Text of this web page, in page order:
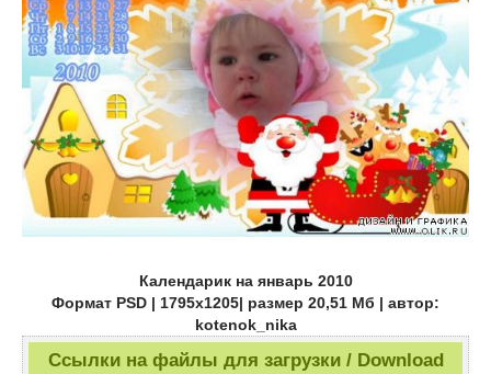
Календарик на январь 2010
Формат PSD | 1795x1205| размер 20,51 Мб | автор:
kotenok_nika
Ссылки на файлы для загрузки / Download